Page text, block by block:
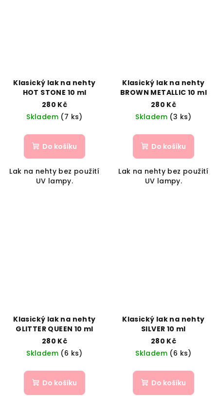
Klasický lak na nehty
HOT STONE 10 ml
280 Kč
Skladem (7 ks)
Do košíku
Lak na nehty bez použití
UV lampy.
Klasický lak na nehty
BROWN METALLIC 10 ml
280 Kč
Skladem (3 ks)
Do košíku
Lak na nehty bez použití
UV lampy.
Klasický lak na nehty
GLITTER QUEEN 10 ml
280 Kč
Skladem (6 ks)
Do košíku
Klasický lak na nehty
SILVER 10 ml
280 Kč
Skladem (6 ks)
Do košíku